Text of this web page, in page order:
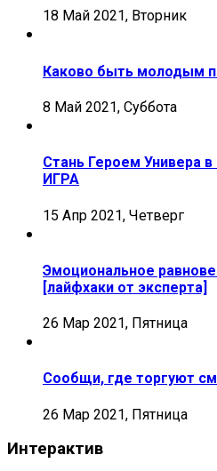
18 Май 2021, Вторник
Каково быть молодым
8 Май 2021, Суббота
Стань Героем Универа
ИГРА
15 Апр 2021, Четверг
Эмоциональное
[лайфхаки от эксперта]
26 Мар 2021, Пятница
Сообщи, где торгуют
26 Мар 2021, Пятница
Интерактив